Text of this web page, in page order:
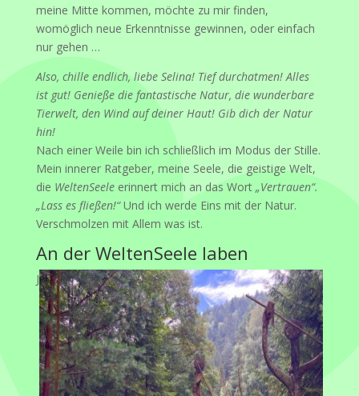
meine Mitte kommen, möchte zu mir finden,
womöglich neue Erkenntnisse gewinnen, oder einfach
nur gehen …
Also, chille endlich, liebe Selina! Tief durchatmen! Alles
ist gut! Genieße die fantastische Natur, die wunderbare
Tierwelt, den Wind auf deiner Haut! Gib dich der Natur
hin!
Nach einer Weile bin ich schließlich im Modus der Stille.
Mein innerer Ratgeber, meine Seele, die geistige Welt,
die WeltenSeeleerinnert mich an das Wort „Vertrauen“.
„Lass es fließen!“Und ich werde Eins mit der Natur.
Verschmolzen mit Allem was ist.
An der WeltenSeele laben
J